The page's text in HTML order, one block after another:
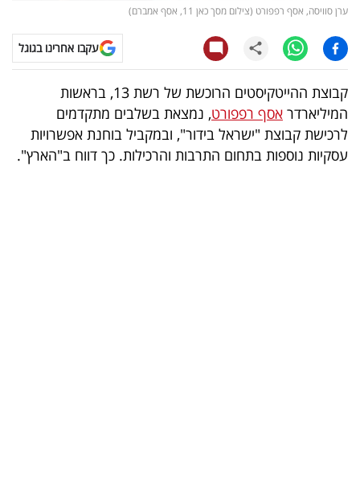
ויראלי
טלוויזיה
עסקי
ספורט
קריירה
ערן סוויסה, אסף רפפורט (צילום מסך כאן 11, אסף אמברם)
עקבו אחרינו בגוגל
קבוצת ההייטקיסטים הרוכשת של רשת 13, בראשות
המיליארדר אסף רפפורט, נמצאת בשלבים מתקדמים
לרכישת קבוצת "ישראל בידור", ובמקביל בוחנת אפשרויות
עסקיות נוספות בתחום התרבות והרכילות. כך דווח ב"הארץ".